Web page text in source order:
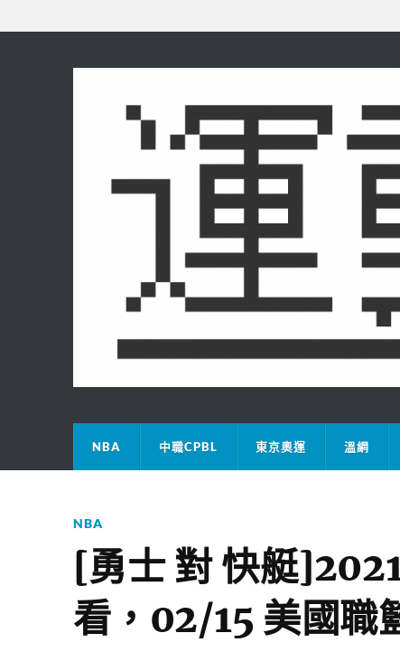
NBA 中職CPBL 東京奧運 溫網
NBA
[勇士 對 快艇
看，02/15 美國職